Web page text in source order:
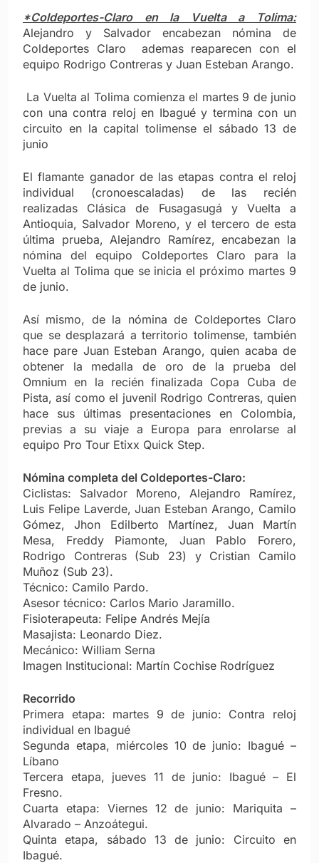
*Coldeportes-Claro en la Vuelta a Tolima:
Alejandro y Salvador encabezan nómina de
Coldeportes Claro ademas reaparecen con el
equipo Rodrigo Contreras y Juan Esteban Arango.
La Vuelta al Tolima comienza el martes 9 de junio
con una contra reloj en Ibagué y termina con un
circuito en la capital tolimense el sábado 13 de
junio
El flamante ganador de las etapas contra el reloj
individual (cronoescaladas) de las recién
realizadas Clásica de Fusagasugá y Vuelta a
Antioquia, Salvador Moreno, y el tercero de esta
última prueba, Alejandro Ramírez, encabezan la
nómina del equipo Coldeportes Claro para la
Vuelta al Tolima que se inicia el próximo martes 9
de junio.
Así mismo, de la nómina de Coldeportes Claro
que se desplazará a territorio tolimense, también
hace pare Juan Esteban Arango, quien acaba de
obtener la medalla de oro de la prueba del
Omnium en la recién finalizada Copa Cuba de
Pista, así como el juvenil Rodrigo Contreras, quien
hace sus últimas presentaciones en Colombia,
previas a su viaje a Europa para enrolarse al
equipo Pro Tour Etixx Quick Step.
Nómina completa del Coldeportes-Claro:
Ciclistas: Salvador Moreno, Alejandro Ramírez,
Luis Felipe Laverde, Juan Esteban Arango, Camilo
Gómez, Jhon Edilberto Martínez, Juan Martín
Mesa, Freddy Piamonte, Juan Pablo Forero,
Rodrigo Contreras (Sub 23) y Cristian Camilo
Muñoz (Sub 23).
Técnico: Camilo Pardo.
Asesor técnico: Carlos Mario Jaramillo.
Fisioterapeuta: Felipe Andrés Mejía
Masajista: Leonardo Diez.
Mecánico: William Serna
Imagen Institucional: Martín Cochise Rodríguez
Recorrido
Primera etapa: martes 9 de junio: Contra reloj
individual en Ibagué
Segunda etapa, miércoles 10 de junio: Ibagué –
Líbano
Tercera etapa, jueves 11 de junio: Ibagué – El
Fresno.
Cuarta etapa: Viernes 12 de junio: Mariquita –
Alvarado – Anzoátegui.
Quinta etapa, sábado 13 de junio: Circuito en
Ibagué.